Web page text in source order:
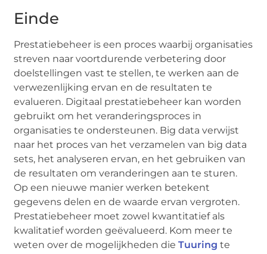
Einde
Prestatiebeheer is een proces waarbij organisaties
streven naar voortdurende verbetering door
doelstellingen vast te stellen, te werken aan de
verwezenlijking ervan en de resultaten te
evalueren. Digitaal prestatiebeheer kan worden
gebruikt om het veranderingsproces in
organisaties te ondersteunen. Big data verwijst
naar het proces van het verzamelen van big data
sets, het analyseren ervan, en het gebruiken van
de resultaten om veranderingen aan te sturen.
Op een nieuwe manier werken betekent
gegevens delen en de waarde ervan vergroten.
Prestatiebeheer moet zowel kwantitatief als
kwalitatief worden geëvalueerd. Kom meer te
weten over de mogelijkheden dieTuuring te